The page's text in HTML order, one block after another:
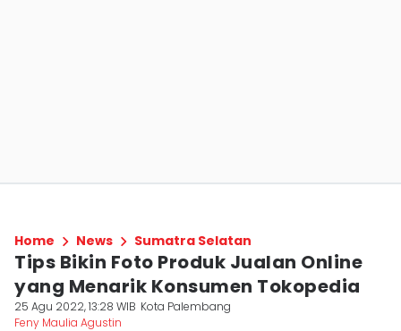
Home News Sumatra Selatan
Tips Bikin Foto Produk Jualan Online
yang Menarik Konsumen Tokopedia
25 Agu 2022, 13:28 WIB Kota Palembang
Feny Maulia Agustin